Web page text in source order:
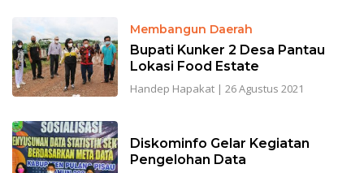
Membangun Daerah
Bupati Kunker 2 Desa Pantau
Lokasi Food Estate
Handep Hapakat| 26 Agustus 2021
Diskominfo Gelar Kegiatan
Pengelohan Data